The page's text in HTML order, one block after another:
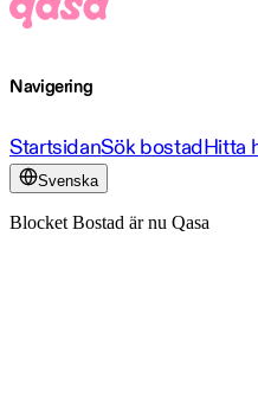
Navigering
StartsidanSök bostadHitta
Svenska
Blocket Bostad är nu Qasa